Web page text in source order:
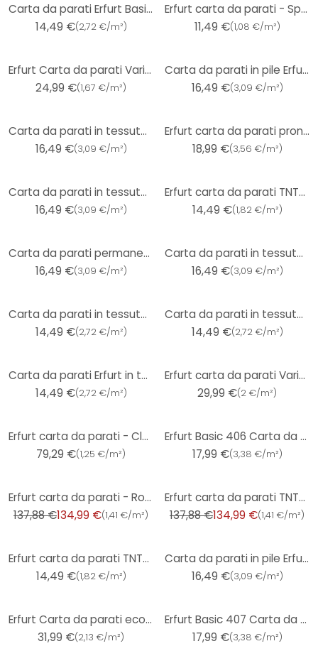
Carta da parati Erfurt Basic 102
14,49 €(2,72 €/m²)
Erfurt carta da parati - Sprint
11,49 €(1,08 €/m²)
Erfurt Carta da parati Variovlies Plano Super White 20x0,75m
24,99 €(1,67 €/m²)
Carta da parati in pile Erfurt Protect 203
16,49 €(3,09 €/m²)
Carta da parati in tessuto non tessuto Erfurt Protect 206
16,49 €(3,09 €/m²)
Erfurt carta da parati pronta 305
18,99 €(3,56 €/m²)
Carta da parati in tessuto non tessuto Erfurt Protect 212
16,49 €(3,09 €/m²)
Erfurt carta da parati TNT- cippato - Viva
14,49 €(1,82 €/m²)
Carta da parati permanente Erfurt Protect 207
16,49 €(3,09 €/m²)
Carta da parati in tessuto non tessuto Erfurt Protect 205
16,49 €(3,09 €/m²)
Carta da parati in tessuto non tessuto Erfurt Basic 104
14,49 €(2,72 €/m²)
Carta da parati in tessuto non tessuto Erfurt Basic 103
14,49 €(2,72 €/m²)
Carta da parati Erfurt in tessuto non tessuto Basic 108
14,49 €(2,72 €/m²)
Erfurt carta da parati Variovlies Brilliant
29,99 €(2 €/m²)
Erfurt carta da parati - Classico 6 rotoli
79,29 €(1,25 €/m²)
Erfurt Basic 406 Carta da parati in tessuto non tessuto testurizzata
17,99 €(3,38 €/m²)
Erfurt carta da parati - Romantic 12 rotoli
137,88 €134,99 €(1,41 €/m²)
Erfurt carta da parati TNT- cippato Classico
137,88 €134,99 €(1,41 €/m²)
Erfurt carta da parati TNT- cippato - Elegante
14,49 €(1,82 €/m²)
Carta da parati in pile Erfurt Climatronic Protect 201
16,49 €(3,09 €/m²)
Erfurt Carta da parati ecologica in pile liscio Eco Green 20x0,75m
31,99 €(2,13 €/m²)
Erfurt Basic 407 Carta da parati in tessuto non tessuto testurizzato
17,99 €(3,38 €/m²)